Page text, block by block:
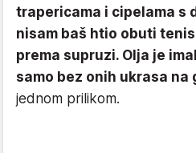
trapericama i cipelama s
nisam baš htio obuti
prema supruzi. Olja je
samo bez onih ukrasa na
jednom prilikom.